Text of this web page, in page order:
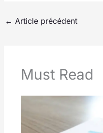
← Article précédent
Must Read